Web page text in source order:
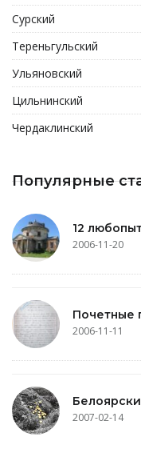
Сурский
Тереньгульский
Ульяновский
Цильнинский
Чердаклинский
Популярные
12
2006-11-20
Почетные
2006-11-11
2007-02-14